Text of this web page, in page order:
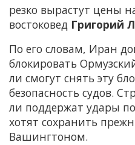
резко вырастут цены
востоковед Григорий
По его словам, Иран
блокировать
ли смогут снять эту
безопасность судов.
ли поддержат удары
хотят сохранить
Вашингтоном.